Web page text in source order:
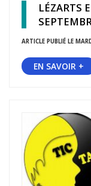
LÉZARTS
ARTICLE PUBLIÉ LE
EN SAVOIR +